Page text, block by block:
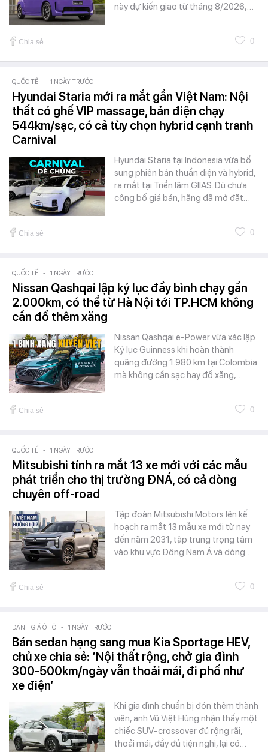
này dự kiến giao từ tháng 8/2026,…
Chia sẻ 0
QUỐC TẾ - 1 NGÀY TRƯỚC
Hyundai Staria mới ra mắt gần Việt Nam: Nội
thất có ghế VIP massage, bản điện chạy
544km/sạc, có cả tùy chọn hybrid cạnh tranh
Carnival
Hyundai Staria tại Indonesia vừa bổ
sung phiên bản thuần điện và hybrid,
ra mắt tại Triển lãm GIIAS. Dù chưa
công bố giá bán, hãng đã mở đặt…
Chia sẻ 0
QUỐC TẾ - 1 NGÀY TRƯỚC
Nissan Qashqai lập kỷ lục đầy bình chạy gần
2.000km, có thể từ Hà Nội tới TP.HCM không
cần đổ thêm xăng
Nissan Qashqai e-Power vừa xác lập
Kỷ lục Guinness khi hoàn thành
quãng đường 1.980 km tại Colombia
mà không cần sạc hay đổ xăng,…
Chia sẻ 0
QUỐC TẾ - 1 NGÀY TRƯỚC
Mitsubishi tính ra mắt 13 xe mới với các mẫu
phát triển cho thị trường ĐNÁ, có cả dòng
chuyên off-road
Tập đoàn Mitsubishi Motors lên kế
hoạch ra mắt 13 mẫu xe mới từ nay
đến năm 2031, tập trung trọng tâm
vào khu vực Đông Nam Á và dòng…
Chia sẻ 0
ĐÁNH GIÁ Ô TÔ - 1 NGÀY TRƯỚC
Bán sedan hạng sang mua Kia Sportage HEV,
chủ xe chia sẻ: ‘Nội thất rộng, chở gia đình
300-500km/ngày vẫn thoải mái, đi phố như
xe điện’
Khi gia đình chuẩn bị đón thêm thành
viên, anh Vũ Việt Hùng nhận thấy một
chiếc SUV-crossover đủ rộng rãi,
thoải mái, đầy đủ tiện nghi, lại có…